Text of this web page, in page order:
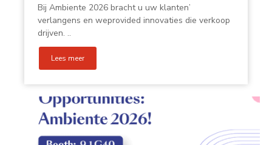
Bij Ambiente 2026 bracht u uw klanten’
verlangens en weprovided innovaties die verkoop
drijven. ..
Lees meer